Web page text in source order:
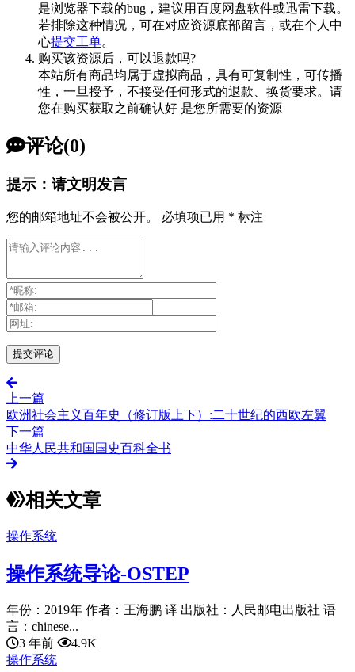
是浏览器下载的bug，建议用百度网盘软件或迅雷下载。
若排除这种情况，可在对应资源底部留言，或在个人中
心提交工单。
购买该资源后，可以退款吗?
本站所有商品均属于虚拟商品，具有可复制性，可传播
性，一旦授予，不接受任何形式的退款、换货要求。请
您在购买获取之前确认好 是您所需要的资源
评论(0)
提示：请文明发言
您的邮箱地址不会被公开。 必填项已用 * 标注
上一篇
欧洲社会主义百年史（修订版上下）:二十世纪的西欧左翼
下一篇
中华人民共和国国史百科全书
相关文章
操作系统
操作系统导论-OSTEP
年份：2019年 作者：王海鹏 译 出版社：人民邮电出版社 语
言：chinese...
3 年前
4.9K
操作系统